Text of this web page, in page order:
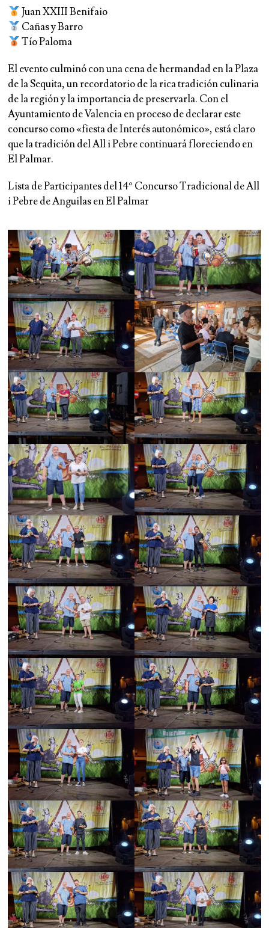
Juan XXIII Benifaio
Cañas y Barro
Tío Paloma
El evento culminó con una cena de hermandad en la Plaza
de la Sequita, un recordatorio de la rica tradición culinaria
de la región y la importancia de preservarla. Con el
Ayuntamiento de Valencia en proceso de declarar este
concurso como «fiesta de Interés autonómico», está claro
que la tradición del All i Pebre continuará floreciendo en
El Palmar.
Lista de Participantes del 14º Concurso Tradicional de All
i Pebre de Anguilas en El Palmar